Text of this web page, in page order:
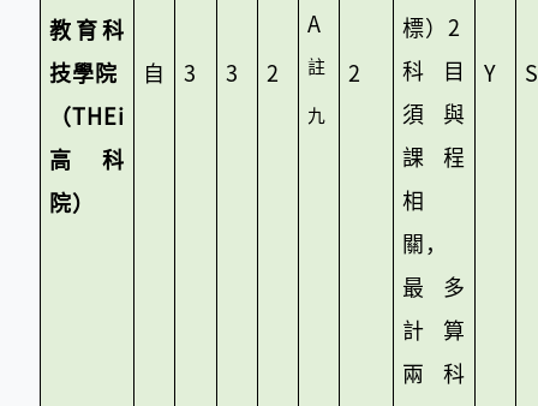
教育科
技學院
（THEi
高科
院）
自 3 3 2
A
註
九
2
標）2
科目
須與
課程
相
關，
最多
計算
兩科
Y S